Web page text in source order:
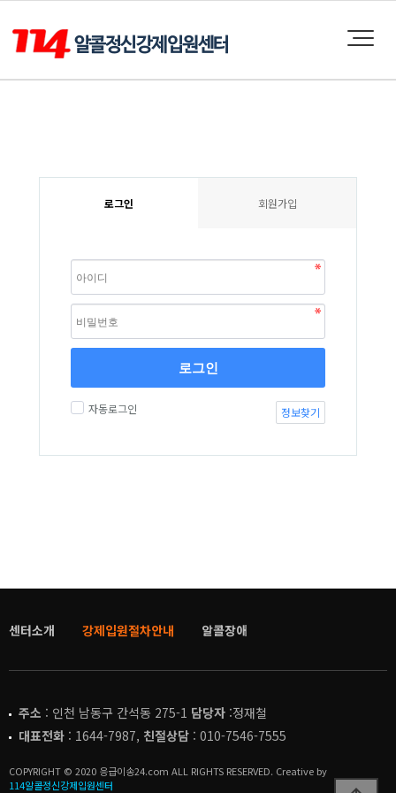
로그인 회원가입
로그인
자동로그인 정보찾기
센터소개 강제입원절차안내 알콜장애
주소 : 인천 남동구 간석동 275-1 담당자 :정재철
대표전화 : 1644-7987, 친절상담 : 010-7546-7555
COPYRIGHT © 2020 응급이송24.com ALL RIGHTS RESERVED. Creative by
114알콜정신강제입원센터